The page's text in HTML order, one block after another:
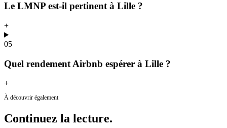
Le LMNP est-il pertinent à Lille ?
+
05
Quel rendement Airbnb espérer à Lille ?
+
À découvrir également
Continuez la lecture.